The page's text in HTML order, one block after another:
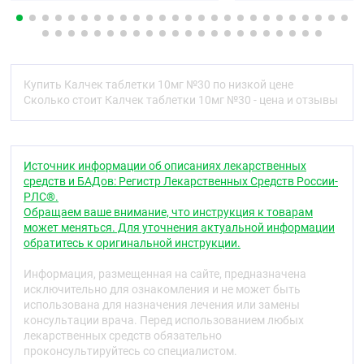
артерии и артериолы как в нормальных, так и в
ишемизированных зонах миокарда, что
развитие коронароспазма, вызываемого
курением.
У больных артериальной гипертензией разовая
часов (как в положении «лежа», так и «стоя»).
Благодаря медленному началу действия
амлодипин не вызывает резкого снижения АД.
У больных стенокардией разовая суточная доза
препарата увеличивает время выполнения
очередного приступа стенокардии и депрессии
сегмента ST (на 1 мм) на фоне физической
нагрузки, снижает частоту приступов стенокардии
и потребление нитроглицерина.
Применение у больных с ишемической болезнью
Купить Калчек таблетки 10мг №30 по низкой цене
Сколько стоит Калчек таблетки 10мг №30 - цена и отзывы
Источник информации об описаниях лекарственных
средств и БАДов: Регистр Лекарственных Средств России-
РЛС®.
Обращаем ваше внимание, что инструкция к товарам
может меняться. Для уточнения актуальной информации
обратитесь к оригинальной инструкции.
Информация, размещенная на сайте, предназначена
исключительно для ознакомления и не может быть
использована для назначения лечения или замены
консультации врача. Перед использованием любых
лекарственных средств обязательно
проконсультируйтесь со специалистом.